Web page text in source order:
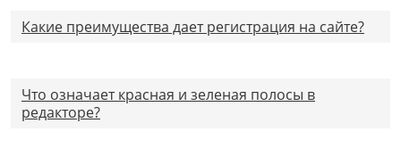
Какие преимущества дает регистрация на сайте?
Что означает красная и зеленая полосы в
редакторе?